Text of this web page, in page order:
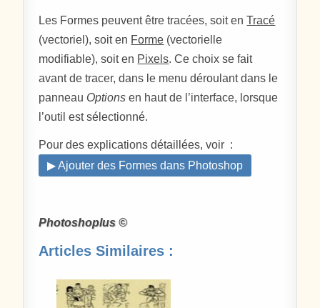
Les Formes peuvent être tracées, soit enTracé
(vectoriel), soit en Forme (vectorielle
modifiable), soit en Pixels. Ce choix se fait
avant de tracer, dans le menu déroulant dans le
panneau Options en haut de l’interface, lorsque
l’outil est sélectionné.
Pour des explications détaillées, voir :
▶ Ajouter des Formes dans Photoshop
Photoshoplus ©
Articles Similaires :